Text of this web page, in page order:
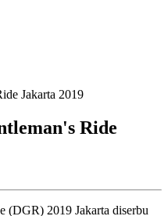
Ride
(DGR) 2019 Jakarta diserbu